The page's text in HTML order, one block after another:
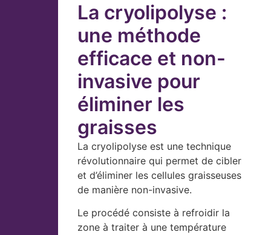
La cryolipolyse :
une méthode
efficace et non-
invasive pour
éliminer les
graisses
La cryolipolyse est une technique
révolutionnaire qui permet de cibler
et d’éliminer les cellules graisseuses
de manière non-invasive.
Le procédé consiste à refroidir la
zone à traiter à une température